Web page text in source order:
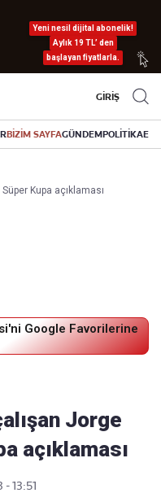
Yeni nesil dijital abonelik!
Aylık 19 TL’ den
başlayan fiyatlarla.
GİRİŞ
BİZİM SAYFAGÜNDEMPOLİTİKA
Kupa açıklaması
Google Favorilerine
Jorge
açıklaması
- 13:51